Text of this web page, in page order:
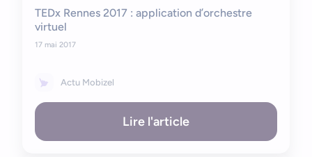
TEDx Rennes 2017 : application d’orchestre
virtuel
17 mai 2017
Actu Mobizel
Lire l'article